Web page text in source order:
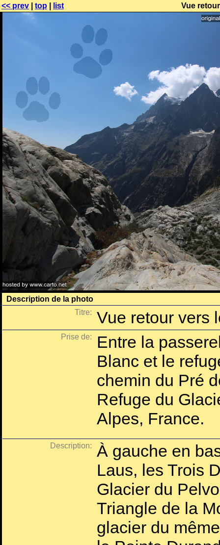
<< prev top list Vue
Description de la photo
Titre:
Vue retour vers
Prise de:
Entre la
Blanc et le
chemin du Pré
Refuge du
Alpes, France.
Description:
À gauche en
Laus, les Trois
Glacier du
Triangle de la
glacier du